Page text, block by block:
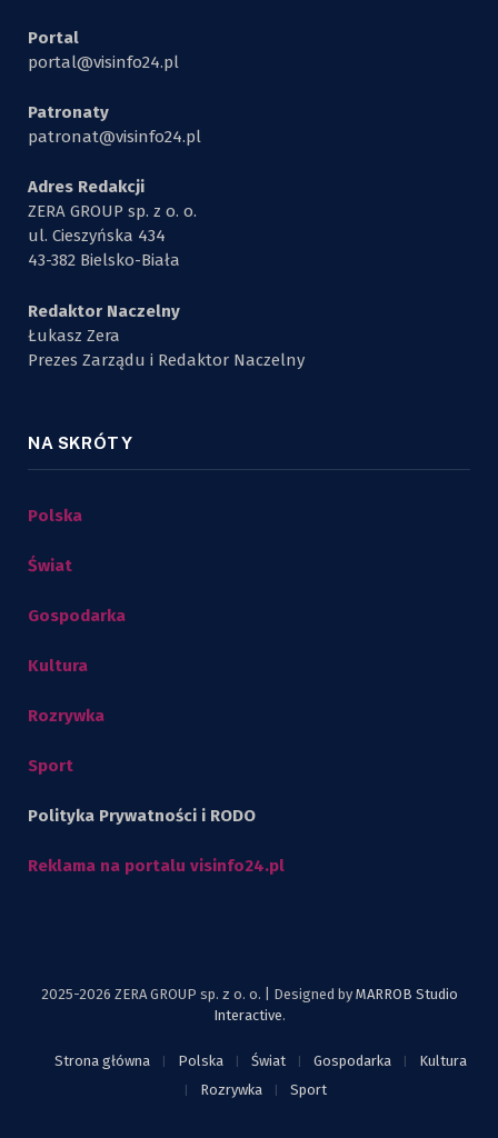
Portal
portal@visinfo24.pl
Patronaty
patronat@visinfo24.pl
Adres Redakcji
ZERA GROUP sp. z o. o.
ul. Cieszyńska 434
43-382 Bielsko-Biała
Redaktor Naczelny
Łukasz Zera
Prezes Zarządu i Redaktor Naczelny
NA SKRÓTY
Polska
Świat
Gospodarka
Kultura
Rozrywka
Sport
Polityka Prywatności i RODO
Reklama na portalu visinfo24.pl
2025-2026 ZERA GROUP sp. z o. o. | Designed by MARROB Studio
Interactive.
Strona główna Polska Świat Gospodarka
Kultura
Rozrywka
Sport